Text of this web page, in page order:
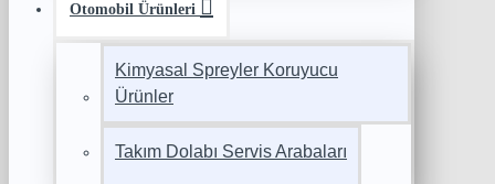
Otomobil Ürünleri
Kimyasal Spreyler Koruyucu
Ürünler
Takım Dolabı Servis Arabaları